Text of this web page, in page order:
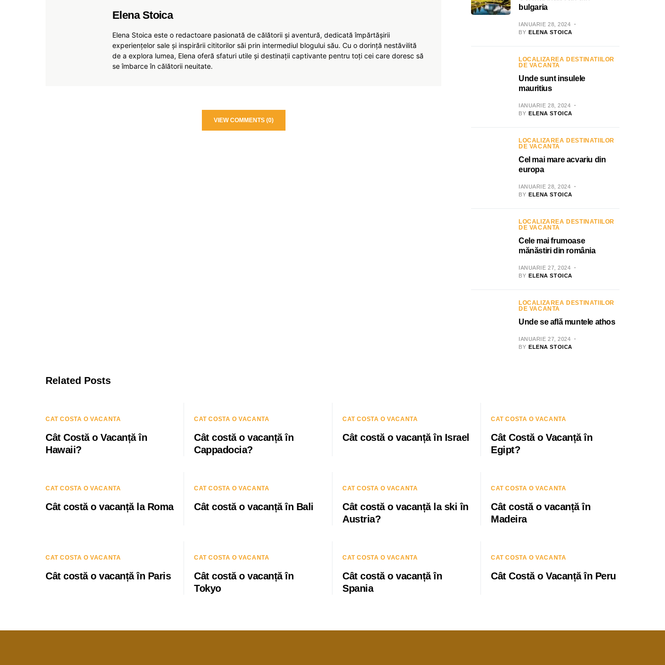
Elena Stoica
Elena Stoica este o redactoare pasionată de călătorii și aventură, dedicată împărtășirii
experiențelor sale și inspirării cititorilor săi prin intermediul blogului său. Cu o dorință nestăvilită
de a explora lumea, Elena oferă sfaturi utile și destinații captivante pentru toți cei care doresc să
se îmbarce în călătorii neuitate.
VIEW COMMENTS (0)
bulgaria
IANUARIE 28, 2024
BY ELENA STOICA
LOCALIZAREA DESTINATIILOR
DE VACANTA
Unde sunt insulele
mauritius
IANUARIE 28, 2024
BY ELENA STOICA
LOCALIZAREA DESTINATIILOR
DE VACANTA
Cel mai mare acvariu din
europa
IANUARIE 28, 2024
BY ELENA STOICA
LOCALIZAREA DESTINATIILOR
DE VACANTA
Cele mai frumoase
mănăstiri din românia
IANUARIE 27, 2024
BY ELENA STOICA
LOCALIZAREA DESTINATIILOR
DE VACANTA
Unde se află muntele athos
IANUARIE 27, 2024
BY ELENA STOICA
Related Posts
CAT COSTA O VACANTA
Cât Costă o Vacanță în
Hawaii?
CAT COSTA O VACANTA
Cât costă o vacanță în
Cappadocia?
CAT COSTA O VACANTA
Cât costă o vacanță în Israel
CAT COSTA O VACANTA
Cât Costă o Vacanță în
Egipt?
CAT COSTA O VACANTA
Cât costă o vacanță la Roma
CAT COSTA O VACANTA
Cât costă o vacanță în Bali
CAT COSTA O VACANTA
Cât costă o vacanță la ski în
Austria?
CAT COSTA O VACANTA
Cât costă o vacanță în
Madeira
CAT COSTA O VACANTA
Cât costă o vacanță în Paris
CAT COSTA O VACANTA
Cât costă o vacanță în
Tokyo
CAT COSTA O VACANTA
Cât costă o vacanță în
Spania
CAT COSTA O VACANTA
Cât Costă o Vacanță în Peru